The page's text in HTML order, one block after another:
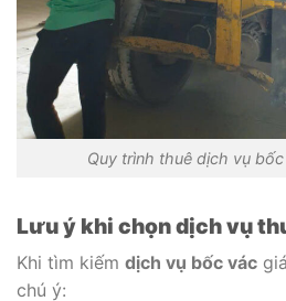
Quy trình thuê dịch vụ
Lưu ý khi chọn dịch vụ
Khi tìm kiếm dịch vụ bốc vác
chú ý: